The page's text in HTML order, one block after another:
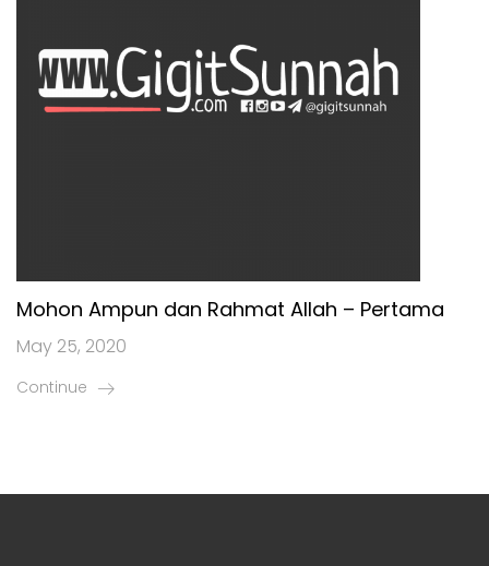
Mohon Ampun dan Rahmat Allah – Pertama
May 25, 2020
Continue